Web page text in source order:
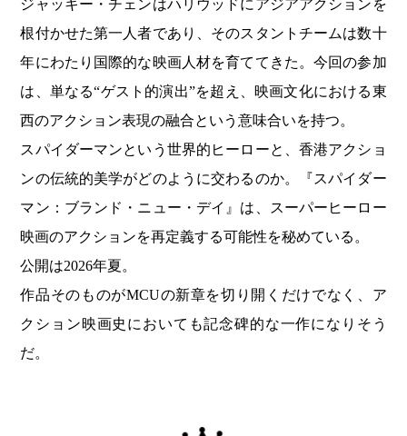
ジャッキー・チェンはハリウッドにアジアアクションを
根付かせた第一人者であり、そのスタントチームは数十
年にわたり国際的な映画人材を育ててきた。今回の参加
は、単なる“ゲスト的演出”を超え、映画文化における東
西のアクション表現の融合という意味合いを持つ。
スパイダーマンという世界的ヒーローと、香港アクショ
ンの伝統的美学がどのように交わるのか。『スパイダー
マン：ブランド・ニュー・デイ』は、スーパーヒーロー
映画のアクションを再定義する可能性を秘めている。
公開は2026年夏。
作品そのものがMCUの新章を切り開くだけでなく、ア
クション映画史においても記念碑的な一作になりそう
だ。